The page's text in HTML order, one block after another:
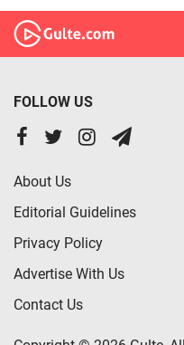
FOLLOW US
About Us
Editorial Guidelines
Privacy Policy
Advertise With Us
Contact Us